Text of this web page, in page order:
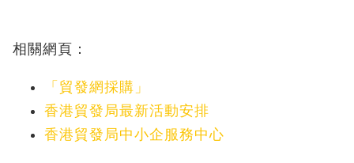
相關網頁：
「貿發網採購」
香港貿發局最新活動安排
香港貿發局中小企服務中心